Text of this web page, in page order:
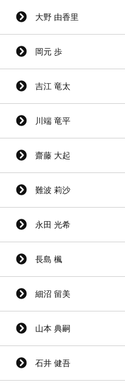
大野 由香里
岡元 歩
吉江 竜太
川端 竜平
齋藤 大起
難波 莉沙
永田 光希
長島 楓
細沼 留美
山本 典嗣
石井 健吾